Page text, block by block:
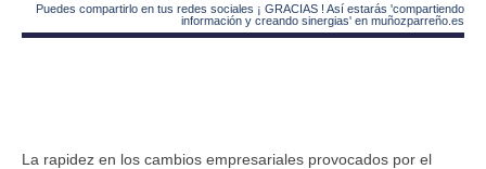
Puedes compartirlo en tus redes sociales ¡ GRACIAS ! Así estarás 'compartiendo
información y creando sinergias' en muñozparreño.es
La rapidez en los cambios empresariales provocados por el